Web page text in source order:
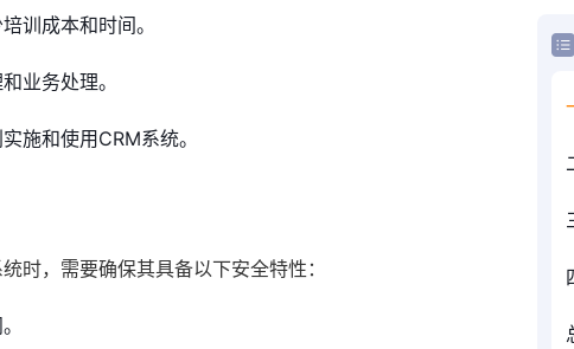
训成本和时间。
业务处理。
施和使用CRM系统。
时，需要确保其具备以下安全特性：